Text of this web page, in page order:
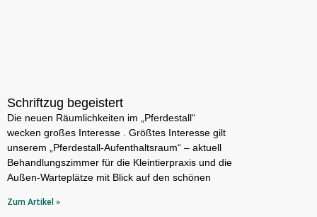
Schriftzug begeistert
Die neuen Räumlichkeiten im „Pferdestall“
wecken großes Interesse . Größtes Interesse gilt
unserem „Pferdestall-Aufenthaltsraum“ – aktuell
Behandlungszimmer für die Kleintierpraxis und die
Außen-Warteplätze mit Blick auf den schönen
Zum Artikel »